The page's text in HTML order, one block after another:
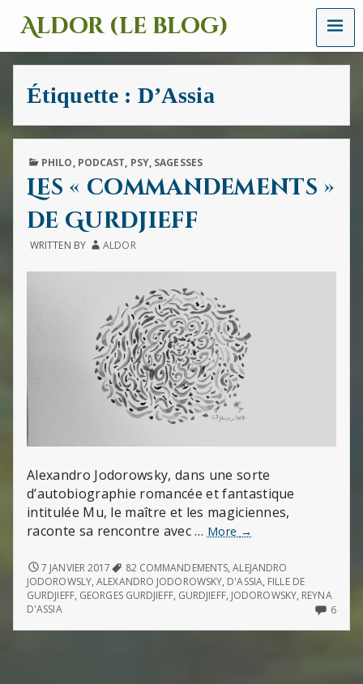
Aldor (le blog)
Un
site
avec
des
des
images
et
sons
MENU
Étiquette : D’Assia
PUBLISHED
PHILO, PODCAST, PSY, SAGESSES
Les « commandements »
de Gurdjieff
WRITTEN BY ALDOR
Alexandro Jodorowsky, dans une sorte
d’autobiographie romancée et fantastique
intitulée Mu, le maître et les magiciennes,
raconte sa rencontre avec … More
Les
de
Gurdjieff
→
LES
« COMMANDEMENTS »
DE
GURDJIEFF
7 JANVIER 2017 82 COMMANDEMENTS,ALEJANDRO
JODOROWSLY,ALEXANDRO JODOROWSKY, D'ASSIA, FILLE DE
GURDJIEFF, GEORGES GURDJIEFF, GURDJIEFF, JODOROWSKY, REYNA
D'ASSIA
66